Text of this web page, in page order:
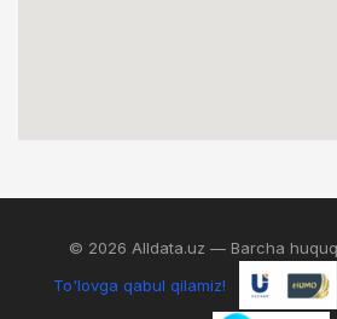
© 2026 Alldata.uz — Barcha
To'lovga qabul qilamiz!